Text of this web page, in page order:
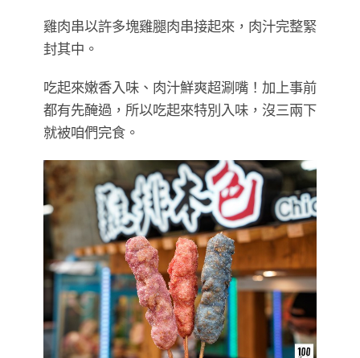
雞肉串以許多塊雞腿肉串接起來，肉汁完整緊
封其中。
吃起來嫩香入味、肉汁鮮爽超涮嘴！加上事前
都有先醃過，所以吃起來特別入味，沒三兩下
就被咱們完食。